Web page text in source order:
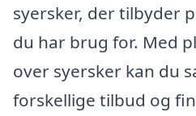
syersker, der tilbyder
du har brug for. Med
over syersker kan du
forskellige tilbud og